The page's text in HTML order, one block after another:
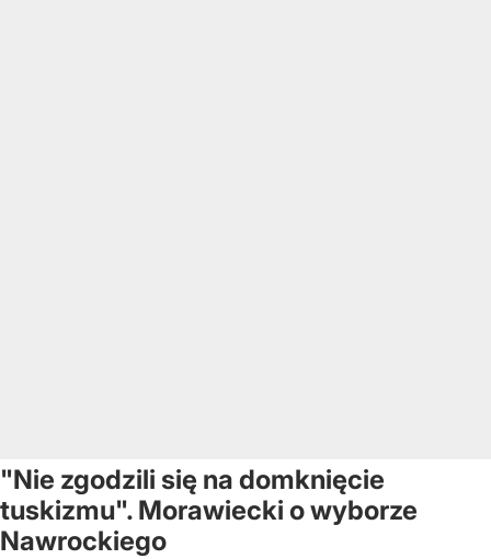
"Nie zgodzili się na domknięcie
tuskizmu". Morawiecki o wyborze
Nawrockiego